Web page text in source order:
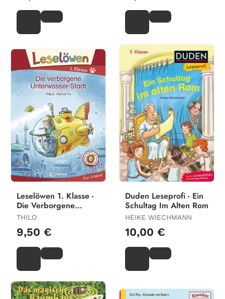
Leselöwen 1. Klasse -
Die Verborgene
Unterwasser-Stadt
THILO
9,50 €
Duden Leseprofi - Ein
Schultag Im Alten Rom
HEIKE WIECHMANN
10,00 €